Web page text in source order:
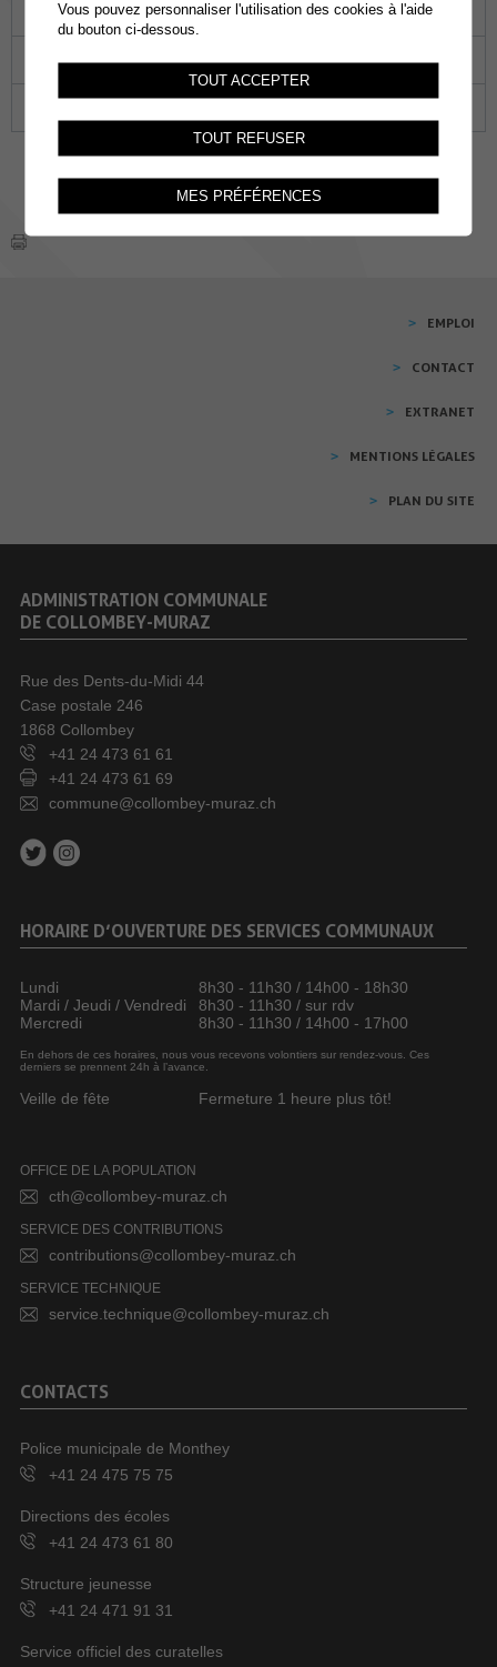
16 17 18 19 20
23 24 25 26 27
EMPLOI
CONTACT
EXTRANET
MENTIONS LÉGALES
PLAN DU SITE
ADMINISTRATION COMMUNALE
DE COLLOMBEY-MURAZ
Rue des Dents-du-Midi 44
Case postale 246
1868 Collombey
+41 24 473 61 61
+41 24 473 61 69
commune@collombey-muraz.ch
HORAIRE D’OUVERTURE DES SERVICES COMMUNAUX
Lundi
8h30 - 11h30 / 14h00 - 18h30
Mardi / Jeudi / Vendredi
8h30 - 11h30 / sur rdv
Mercredi
8h30 - 11h30 / 14h00 - 17h00
En dehors de ces horaires, nous vous recevons volontiers sur rendez-vous. Ces
derniers se prennent 24h à l’avance.
Veille de fête Fermeture 1 heure plus tôt!
OFFICE DE LA POPULATION
cth@collombey-muraz.ch
SERVICE DES CONTRIBUTIONS
contributions@collombey-muraz.ch
SERVICE TECHNIQUE
service.technique@collombey-muraz.ch
CONTACTS
Police municipale de Monthey
+41 24 475 75 75
Directions des écoles
+41 24 473 61 80
Structure jeunesse
+41 24 471 91 31
Service officiel des curatelles
Vous pouvez personnaliser l'utilisation des cookies à l'aide
du bouton ci-dessous.
TOUT ACCEPTER
TOUT REFUSER
MES PRÉFÉRENCES